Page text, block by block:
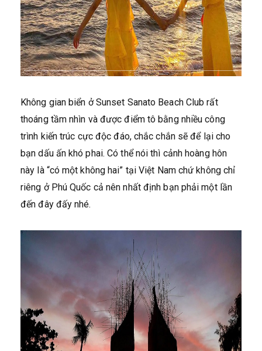
Không gian biển ở Sunset Sanato Beach Club rất
thoáng tầm nhìn và được điểm tô bằng nhiều công
trình kiến trúc cực độc đáo, chắc chắn sẽ để lại cho
bạn dấu ấn khó phai. Có thể nói thì cảnh hoàng hôn
này là “có một không hai” tại Việt Nam chứ không chỉ
riêng ở Phú Quốc cả nên nhất định bạn phải một lần
đến đây đấy nhé.